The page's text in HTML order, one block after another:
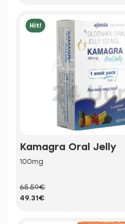
Hit!
Kamagra Oral Jelly
100mg
65.59€
49.31€